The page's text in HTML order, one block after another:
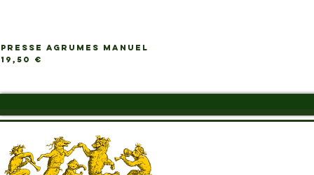
PRESSE AGRUMES MANUEL
Prix
19,50 €